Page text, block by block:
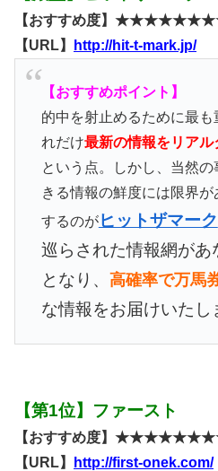
【おすすめ度】
【URL】
http://hit-t-mark.jp/
【おすすめポイント】
的中を射止めるために最
れだけ最新の情報をリアル
という点。しかし、当然
きる情報の鮮度には限界
するのがヒットザマーク
巡らされた情報網があ
となり、 高確率で万馬
な情報をお届けいたし
【第1位】ファースト
【おすすめ度】
【URL】
http://first-onek.com/